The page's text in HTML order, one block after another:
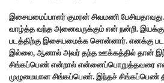
இசையமைப்பாளர் குமரன் சிவமணி
வாழ்த்த வந்த அனைவருக்கும் என் நன்றி.
படத்திற்கு இசையமைக்க சொன்னார். எனக்கு படம்
இல்லை, ஆனால் அவர் தந்த ஊக்கத்தில் தான்
சிங்கப்பெண் என்றால் என்னைப்பொறுத்தவரை
முழுமையான சிங்கப்பெண். இந்தச் சிங்கப்பெண்